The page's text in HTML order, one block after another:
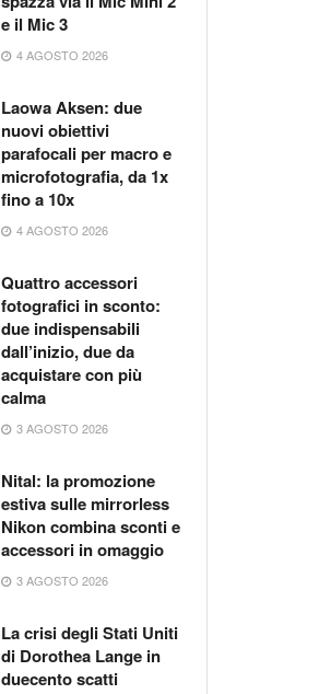
e il Mic 3
4 AGOSTO 2026
Laowa Aksen: due
nuovi obiettivi
parafocali per macro e
microfotografia, da 1x
fino a 10x
4 AGOSTO 2026
Quattro accessori
fotografici in sconto:
due indispensabili
dall’inizio, due da
acquistare con più
calma
3 AGOSTO 2026
Nital: la promozione
estiva sulle mirrorless
Nikon combina sconti e
accessori in omaggio
3 AGOSTO 2026
La crisi degli Stati Uniti
di Dorothea Lange in
duecento scatti